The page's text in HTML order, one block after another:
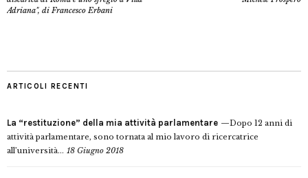
Adriana", di Francesco Erbani
ARTICOLI RECENTI
La “restituzione” della mia attività parlamentare
Dopo 12 anni di
attività parlamentare, sono tornata al mio lavoro di ricercatrice
all’università... 18 Giugno 2018